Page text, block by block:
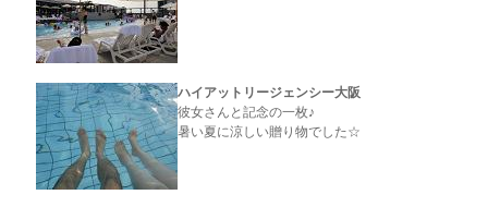
ハイアットリージェンシー大阪
彼女さんと記念の一枚♪
暑い夏に涼しい贈り物でした☆